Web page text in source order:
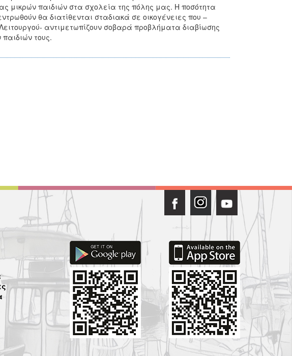
μικρών παιδιών στα σχολεία της πόλης μας. Η ποσότητα
θα διατίθενται σταδιακά σε οικογένειες που –
αντιμετωπίζουν σοβαρά προβλήματα διαβίωσης
τους.